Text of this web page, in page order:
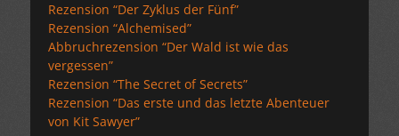
Rezension “Der Zyklus der Fünf”
Rezension “Alchemised”
Abbruchrezension “Der Wald ist wie das
vergessen”
Rezension “The Secret of Secrets”
Rezension “Das erste und das letzte Abenteuer
von Kit Sawyer”